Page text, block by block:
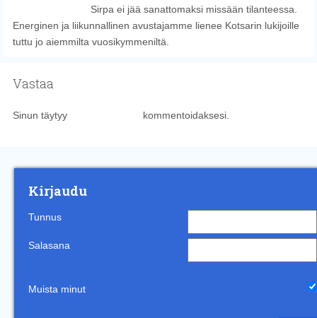
Sirpa ei jää sanattomaksi missään tilanteessa.
Energinen ja liikunnallinen avustajamme lienee Kotsarin lukijoille
tuttu jo aiemmilta vuosikymmeniltä.
Vastaa
Sinun täytyy kommentoidaksesi.
Kirjaudu
Tunnus
Salasana
Muista minut